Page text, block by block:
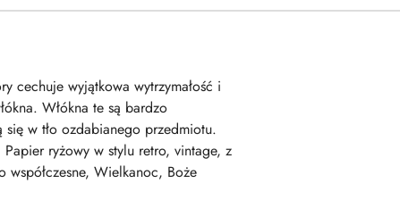
cechuje wyjątkowa wytrzymałość i
Włókna te są bardzo
w tło ozdabianego przedmiotu.
ryżowy w stylu retro, vintage, z
Wielkanoc, Boże